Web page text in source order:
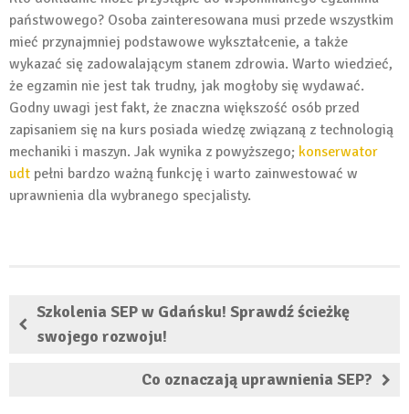
państwowego? Osoba zainteresowana musi przede wszystkim
mieć przynajmniej podstawowe wykształcenie, a także
wykazać się zadowalającym stanem zdrowia. Warto wiedzieć,
że egzamin nie jest tak trudny, jak mogłoby się wydawać.
Godny uwagi jest fakt, że znaczna większość osób przed
zapisaniem się na kurs posiada wiedzę związaną z technologią
mechaniki i maszyn. Jak wynika z powyższego; konserwator
udt pełni bardzo ważną funkcję i warto zainwestować w
uprawnienia dla wybranego specjalisty.
Szkolenia SEP w Gdańsku! Sprawdź ścieżkę
swojego rozwoju!
Co oznaczają uprawnienia SEP?